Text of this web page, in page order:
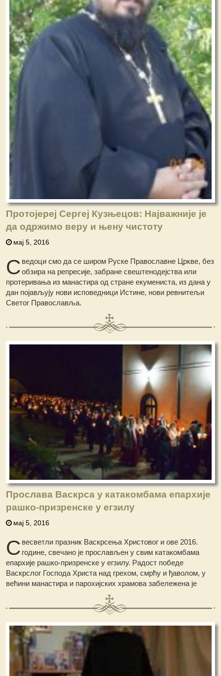
Протојереј Сергеј Кузњецов: Најважније је
да одржимо веру и њену чистоту
мај 5, 2016
С ведоци смо да се широм Руске Православне Цркве, без
обзира на репресије, забране свештенодејства или
протеривања из манастира од стране екумениста, из дана у
дан појављују нови исповедници Истине, нови ревнитељи
Светог Православља.
Прослава Васкрса у катакомбама епархије
рашко-призренске у егзилу
мај 5, 2016
С весветли празник Васкрсења Христовог и ове 2016.
године, свечано је прослављен у свим катакомбама
епархије рашко-призренске у егзилу. Радост победе
Васкрслог Господа Христа над грехом, смрћу и ђаволом, у
већини манастира и парохијских храмова забележена је